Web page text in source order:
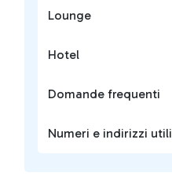
Lounge
Hotel
Domande frequenti
Numeri e indirizzi utili